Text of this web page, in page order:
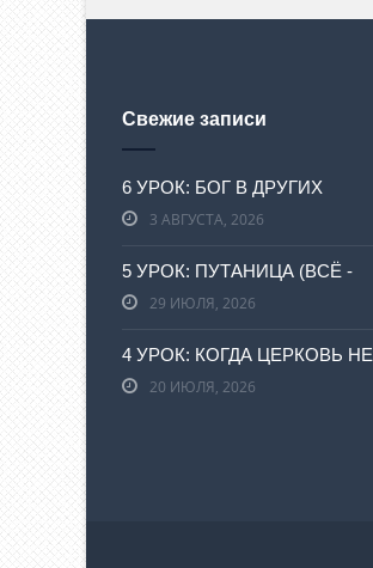
Свежие записи
6 УРОК: БОГ В ДРУГИХ
3 АВГУСТА, 2026
5 УРОК: ПУТАНИЦА (ВСЁ -
29 ИЮЛЯ, 2026
4 УРОК: КОГДА ЦЕРКОВЬ НЕ
20 ИЮЛЯ, 2026